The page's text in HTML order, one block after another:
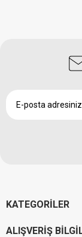
KATEGORİLER
ALIŞVERİŞ